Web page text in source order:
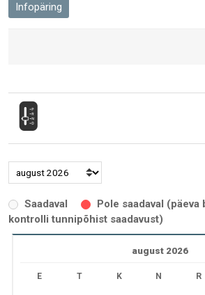
Infopäring
Saadaval
Pole saadaval
kontrolli tunnipõhist saadavust)
august 2026
E T K N R